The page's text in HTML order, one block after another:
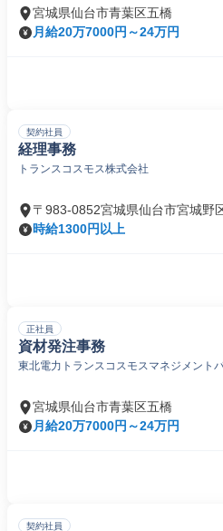
宮城県仙台市青葉区五橋
月給20万7000円～24万円
契約社員
経理事務
トランスコスモス株式会社
〒983-0852宮城県仙台市宮城野
時給1300円以上
正社員
資材発注事務
東北電力トランスコスモスマネジメント
宮城県仙台市青葉区五橋
月給20万7000円～24万円
契約社員